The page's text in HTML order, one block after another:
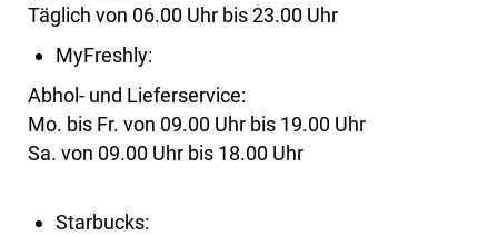
Täglich von 06.00 Uhr bis 23.00 Uhr
MyFreshly:
Abhol- und Lieferservice:
Mo. bis Fr. von 09.00 Uhr bis 19.00 Uhr
Sa. von 09.00 Uhr bis 18.00 Uhr
Starbucks: